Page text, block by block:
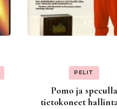
PELIT
Pomo ja speculla
tietokoneet